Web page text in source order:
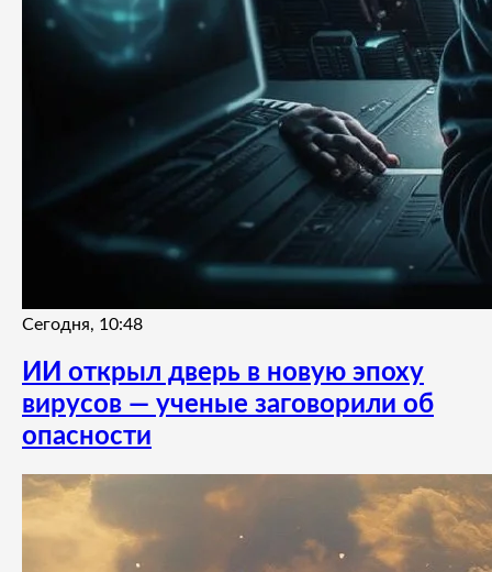
Сегодня, 10:48
ИИ открыл дверь в новую эпоху
вирусов — ученые заговорили об
опасности